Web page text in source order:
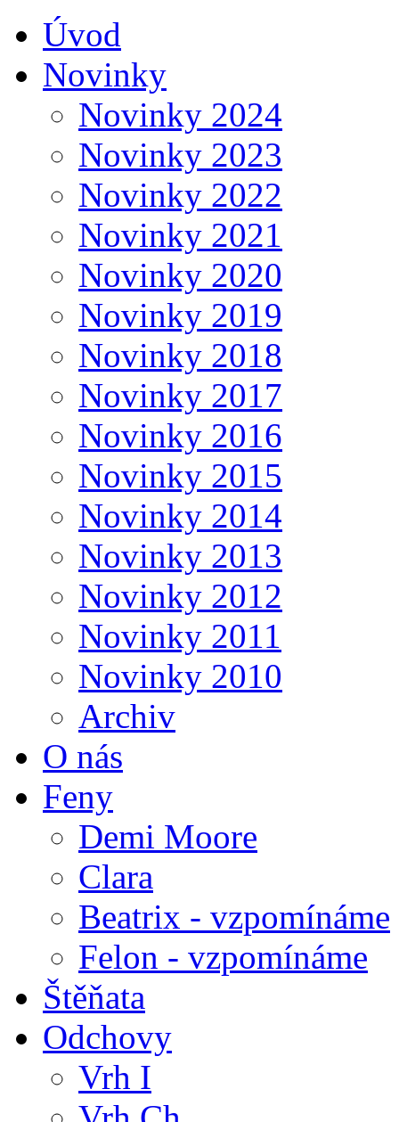
Úvod
Novinky
Novinky 2024
Novinky 2023
Novinky 2022
Novinky 2021
Novinky 2020
Novinky 2019
Novinky 2018
Novinky 2017
Novinky 2016
Novinky 2015
Novinky 2014
Novinky 2013
Novinky 2012
Novinky 2011
Novinky 2010
Archiv
O nás
Feny
Demi Moore
Clara
Beatrix - vzpomínáme
Felon - vzpomínáme
Štěňata
Odchovy
Vrh I